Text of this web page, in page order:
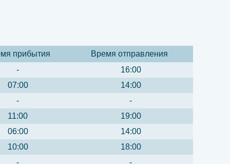
прибытия
Время отправления
-
16:00
07:00
14:00
-
-
11:00
19:00
06:00
14:00
10:00
18:00
-
-